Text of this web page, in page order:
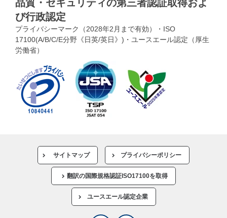
品質・セキュリティの第三者認証取得およ
び行政認定
プライバシーマーク（2028年2月まで有効）・ISO
17100(A/B/C/E分野《日英/英日》)・ユースエール認定（厚生
労働省）
サイトマップ プライバシーポリシー
翻訳の国際規格認証ISO17100を取得
ユースエール認定企業